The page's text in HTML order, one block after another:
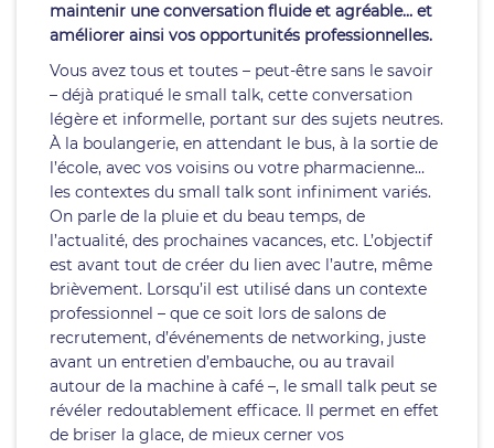
maintenir une conversation fluide et agréable… et
améliorer ainsi vos opportunités professionnelles.
Vous avez tous et toutes – peut-être sans le savoir
– déjà pratiqué le small talk, cette conversation
légère et informelle, portant sur des sujets neutres.
À la boulangerie, en attendant le bus, à la sortie de
l’école, avec vos voisins ou votre pharmacienne…
les contextes du small talk sont infiniment variés.
On parle de la pluie et du beau temps, de
l’actualité, des prochaines vacances, etc. L’objectif
est avant tout de créer du lien avec l’autre, même
brièvement. Lorsqu’il est utilisé dans un contexte
professionnel – que ce soit lors de salons de
recrutement, d’événements de networking, juste
avant un entretien d’embauche, ou au travail
autour de la machine à café –, le small talk peut se
révéler redoutablement efficace. Il permet en effet
de briser la glace, de mieux cerner vos